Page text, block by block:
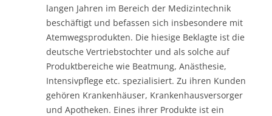
langen Jahren im Bereich der Medizintechnik
beschäftigt und befassen sich insbesondere mit
Atemwegsprodukten. Die hiesige Beklagte ist die
deutsche Vertriebstochter und als solche auf
Produktbereiche wie Beatmung, Anästhesie,
Intensivpflege etc. spezialisiert. Zu ihren Kunden
gehören Krankenhäuser, Krankenhausversorger
und Apotheken. Eines ihrer Produkte ist ein